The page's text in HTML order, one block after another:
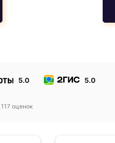
5.0 5.0
117 оценок